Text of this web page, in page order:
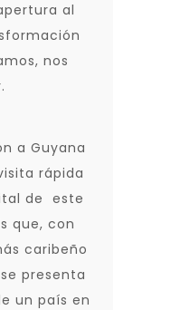
al
nos
a Guyana
rápida
de este
que, con
caribeño
presenta
un país en